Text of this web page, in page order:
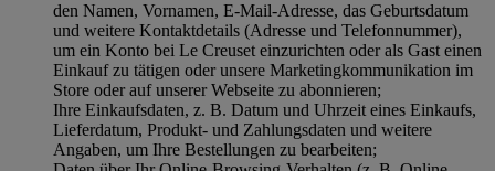
den Namen, Vornamen, E-Mail-Adresse, das Geburtsdatum
und weitere Kontaktdetails (Adresse und Telefonnummer),
um ein Konto bei Le Creuset einzurichten oder als Gast einen
Einkauf zu tätigen oder unsere Marketingkommunikation im
Store oder auf unserer Webseite zu abonnieren;
Ihre Einkaufsdaten, z. B. Datum und Uhrzeit eines Einkaufs,
Lieferdatum, Produkt- und Zahlungsdaten und weitere
Angaben, um Ihre Bestellungen zu bearbeiten;